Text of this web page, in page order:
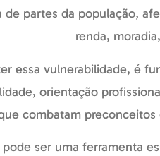
de partes da população,
renda,
essa vulnerabilidade, é
orientação
combatam preconceitos
ser uma ferramenta